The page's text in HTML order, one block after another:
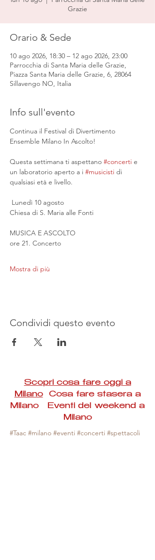
Grazie
Orario & Sede
10 ago 2026, 18:30 – 12 ago 2026, 23:00
Parrocchia di Santa Maria delle Grazie,
Piazza Santa Maria delle Grazie, 6, 28064
Sillavengo NO, Italia
Info sull'evento
Continua il Festival di Divertimento
Ensemble Milano In Ascolto!
Questa settimana ti aspettano #concerti e
un laboratorio aperto a i #musicisti di
qualsiasi età e livello.
Lunedì 10 agosto
Chiesa di S. Maria alle Fonti
MUSICA E ASCOLTO
ore 21. Concerto
Mostra di più
Condividi questo evento
Scopri cosa fare oggi a
MilanoCosa fare stasera a
Milano Eventi del weekend a
Milano
#Taac #milano #eventi #concerti #spettacoli